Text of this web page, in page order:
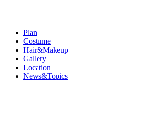
Plan
Costume
Hair&Makeup
Gallery
Location
News&Topics